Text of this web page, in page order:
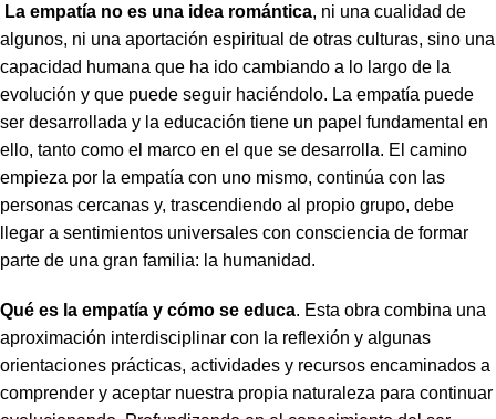
La empatía no es una idea romántica, ni una cualidad de
algunos, ni una aportación espiritual de otras culturas, sino una
capacidad humana que ha ido cambiando a lo largo de la
evolución y que puede seguir haciéndolo. La empatía puede
ser desarrollada y la educación tiene un papel fundamental en
ello, tanto como el marco en el que se desarrolla. El camino
empieza por la empatía con uno mismo, continúa con las
personas cercanas y, trascendiendo al propio grupo, debe
llegar a sentimientos universales con consciencia de formar
parte de una gran familia: la humanidad.
Qué es la empatía y cómo se educa. Esta obra combina una
aproximación interdisciplinar con la reflexión y algunas
orientaciones prácticas, actividades y recursos encaminados a
comprender y aceptar nuestra propia naturaleza para continuar